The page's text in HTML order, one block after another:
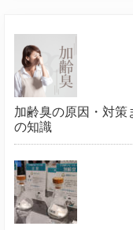
加齢臭の原因・対策
の知識